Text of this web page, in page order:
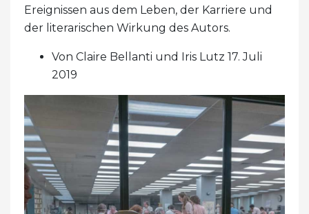
Ereignissen aus dem Leben, der Karriere und
der literarischen Wirkung des Autors.
Von Claire Bellanti und Iris Lutz 17. Juli
2019